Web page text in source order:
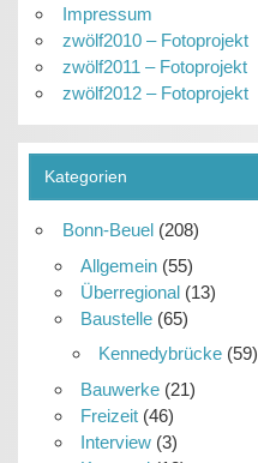
Impressum
zwölf2010 – Fotoprojekt
zwölf2011 – Fotoprojekt
zwölf2012 – Fotoprojekt
Kategorien
Bonn-Beuel(208)
Allgemein(55)
Überregional(13)
Baustelle(65)
Kennedybrücke(59)
Bauwerke(21)
Freizeit(46)
Interview(3)